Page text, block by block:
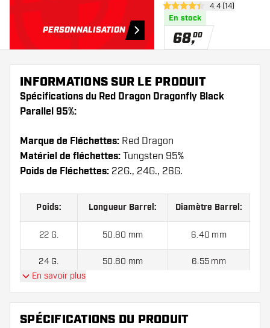
PERSONNALISATION
Acier
ouvrir le
4.4 étoiles de notation
4.4 (14)
En stock
68,00
INFORMATIONS SUR LE PRODUIT
Spécifications du Red Dragon Dragonfly Black
Parallel 95%:
Marque de Fléchettes: Red Dragon
Matériel de fléchettes: Tungsten 95%
Poids de Fléchettes: 22G., 24G., 26G.
Poids: Longueur Barrel: Diamètre Barrel:
22 G. 50.80 mm 6.40 mm
24 G. 50.80 mm 6.55 mm
En savoir plus
SPÉCIFICATIONS DU PRODUIT